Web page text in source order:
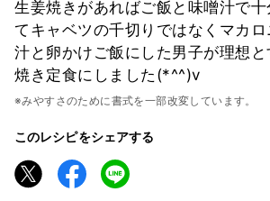
生姜焼きがあればご飯と味噌汁で
てキャベツの千切りではなくマカ
汁と卵かけご飯にした男子が理想
焼き定食にしました(*^^)v
※みやすさのために書式を一部改変しています。
このレシピをシェアする